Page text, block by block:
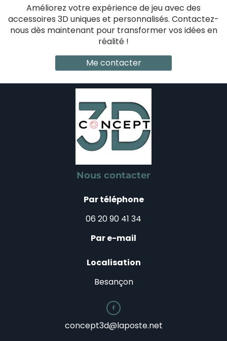
Améliorez votre expérience de jeu avec des
accessoires 3D uniques et personnalisés. Contactez-
nous dès maintenant pour transformer vos idées en
réalité !
Me contacter
Nous contacter
Par téléphone
06 20 90 41 34
Par e-mail
Localisation
Besançon

concept3d@laposte.net